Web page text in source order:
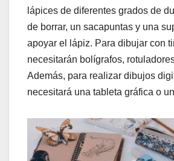
lápices de diferentes grados de
de borrar, un sacapuntas y una
apoyar el lápiz. Para dibujar con
necesitarán bolígrafos,
Además, para realizar dibujos
necesitará una tableta gráfica o